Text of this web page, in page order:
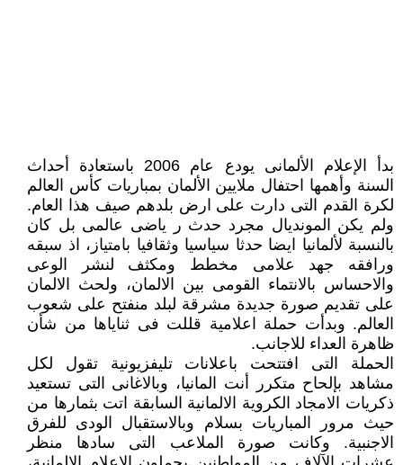
بدأ الإعلام الألمانى يودع عام 2006 باستعادة أحداث
السنة وأهمها احتفال ملايين الألمان بمباريات كأس العالم
لكرة القدم التى دارت على ارض بلدهم صيف هذا العام.
ولم يكن المونديال مجرد حدث ر ياضى عالمى بل كان
بالنسبة لألمانيا ايضا حدثا سياسيا وثقافيا بامتياز، اذ سبقه
ورافقه جهد علامى مخطط ومكثف لنشر الوعى
والاحساس بالانتماء القومى بين الالمان، ولحث الالمان
على تقديم صورة جديدة مشرقة لبلد منفتح على شعوب
العالم. وبدأت حملة اعلامية قللت فى ثناياها من شأن
ظاهرة العداء للاجانب.
الحملة التى افتتحت باعلانات تليفزيونية تقول لكل
مشاهد بإلحاح متكرر أنت المانيا، وبالاغانى التى تستعيد
ذكريات الامجاد الكروية الالمانية السابقة اتت بثمارها من
حيث مرور المباريات بسلام وبالاستقبال الودى للفرق
الاجنبية. وكانت صورة الملاعب التى سادها منظر